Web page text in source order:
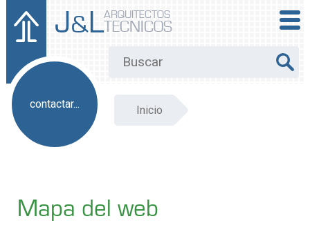
J&LARQUITECTOS
TECNICOS
contactar... Inicio
Mapa del web